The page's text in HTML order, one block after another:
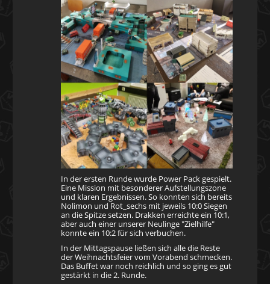
In der ersten Runde wurde Power Pack gespielt.
Eine Mission mit besonderer Aufstellungszone
und klaren Ergebnissen. So konnten sich bereits
Nolimon und Rot_sechs mit jeweils 10:0 Siegen
an die Spitze setzen. Drakken erreichte ein 10:1,
aber auch einer unserer Neulinge "Zielhilfe"
konnte ein 10:2 für sich verbuchen.
In der Mittagspause ließen sich alle die Reste
der Weihnachtsfeier vom Vorabend schmecken.
Das Buffet war noch reichlich und so ging es gut
gestärkt in die 2. Runde.